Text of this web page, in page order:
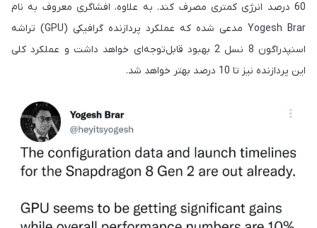
60 درصد انرژی کمتری مصرف کند. به علاوه، افشاگری معروف به نام
Yogesh Brar مدعی شده که عملکرد پردازنده گرافیکی (GPU) تراشه
اسنپدراگون 8 نسل 2 بهبود قابل‌توجه‌ای خواهد داشت و عملکرد کلی
این پردازنده نیز تا 10 درصد بهتر خواهد شد.